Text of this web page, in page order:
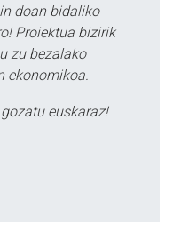
doan bidaliko
Proiektua bizirik
zu bezalako
ekonomikoa.
euskaraz!